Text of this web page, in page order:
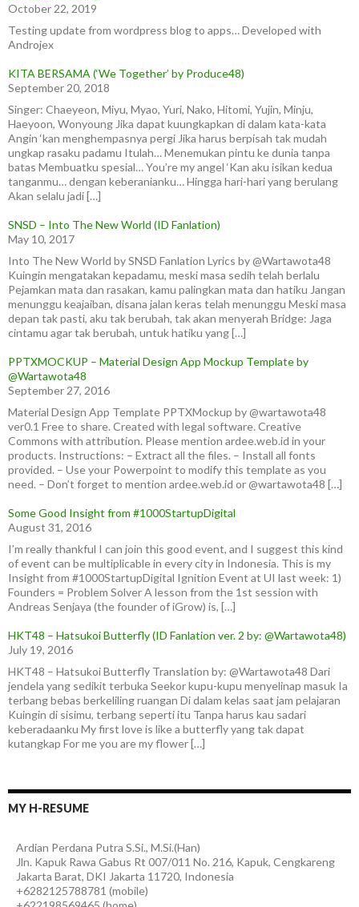
October 22, 2019
Testing update from wordpress blog to apps… Developed with
Androjex
KITA BERSAMA (‘We Together’ by Produce48)
September 20, 2018
Singer: Chaeyeon, Miyu, Myao, Yuri, Nako, Hitomi, Yujin, Minju,
Haeyoon, Wonyoung Jika dapat kuungkapkan di dalam kata-kata
Angin ‘kan menghempasnya pergi Jika harus berpisah tak mudah
ungkap rasaku padamu Itulah… Menemukan pintu ke dunia tanpa
batas Membuatku spesial… You’re my angel ‘Kan aku isikan kedua
tanganmu… dengan keberanianku… Hingga hari-hari yang berulang
Akan selalu jadi […]
SNSD – Into The New World (ID Fanlation)
May 10, 2017
Into The New World by SNSD Fanlation Lyrics by @Wartawota48
Kuingin mengatakan kepadamu, meski masa sedih telah berlalu
Pejamkan mata dan rasakan, kamu palingkan mata dan hatiku Jangan
menunggu keajaiban, disana jalan keras telah menunggu Meski masa
depan tak pasti, aku tak berubah, tak akan menyerah Bridge: Jaga
cintamu agar tak berubah, untuk hatiku yang […]
PPTXMOCKUP – Material Design App Mockup Template by
@Wartawota48
September 27, 2016
Material Design App Template PPTXMockup by @wartawota48
ver0.1 Free to share. Created with legal software. Creative
Commons with attribution. Please mention ardee.web.id in your
products. Instructions: – Extract all the files. – Install all fonts
provided. – Use your Powerpoint to modify this template as you
need. – Don’t forget to mention ardee.web.id or @wartawota48 […]
Some Good Insight from #1000StartupDigital
August 31, 2016
I’m really thankful I can join this good event, and I suggest this kind
of event can be multiplicable in every city in Indonesia. This is my
Insight from #1000StartupDigital Ignition Event at UI last week: 1)
Founders = Problem Solver A lesson from the 1st session with
Andreas Senjaya (the founder of iGrow) is, […]
HKT48 – Hatsukoi Butterfly (ID Fanlation ver. 2 by: @Wartawota48)
July 19, 2016
HKT48 – Hatsukoi Butterfly Translation by: @Wartawota48 Dari
jendela yang sedikit terbuka Seekor kupu-kupu menyelinap masuk Ia
terbang bebas berkeliling ruangan Di dalam kelas saat jam pelajaran
Kuingin di sisimu, terbang seperti itu Tanpa harus kau sadari
keberadaanku My first love is like a butterfly yang tak dapat
kutangkap For me you are my flower […]
MY H-RESUME
Ardian Perdana Putra S.Si., M.Si.(Han)
Jln. Kapuk Rawa Gabus Rt 007/011 No. 216, Kapuk, Cengkareng
Jakarta Barat, DKI Jakarta 11720, Indonesia
+6282125788781 (mobile)